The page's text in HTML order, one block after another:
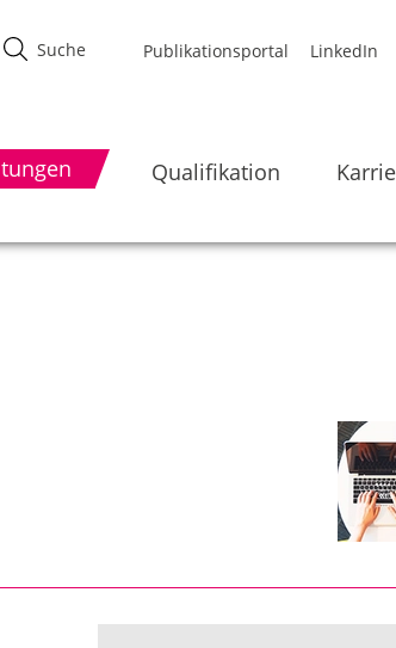
Publikationsportal LinkedIn
Qualifikation